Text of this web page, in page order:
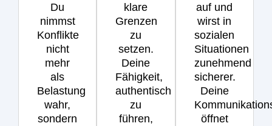
Du
nimmst
Konflikte
nicht
mehr
als
Belastung
wahr,
sondern
klare
Grenzen
zu
setzen.
Deine
Fähigkeit,
authentisch
zu
führen,
auf und
wirst in
sozialen
Situationen
zunehmend
sicherer.
Deine
öffnet